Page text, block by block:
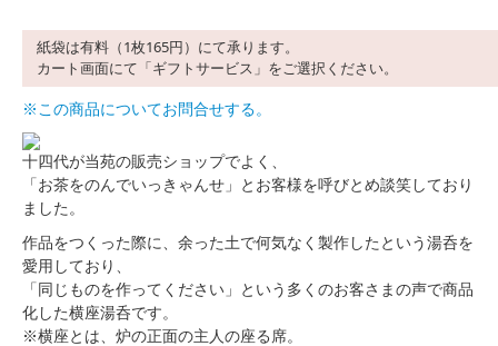
紙袋は有料（1枚165円）にて承ります。
カート画面にて「ギフトサービス」をご選択ください。
※この商品についてお問合せする。
十四代が当苑の販売ショップでよく、
「お茶をのんでいっきゃんせ」とお客様を呼びとめ談笑しており
ました。
作品をつくった際に、余った土で何気なく製作したという湯呑を
愛用しており、
「同じものを作ってください」という多くのお客さまの声で商品
化した横座湯呑です。
※横座とは、炉の正面の主人の座る席。